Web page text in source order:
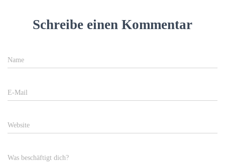
Schreibe einen Kommentar
Name
E-Mail
Website
Was beschäftigt dich?